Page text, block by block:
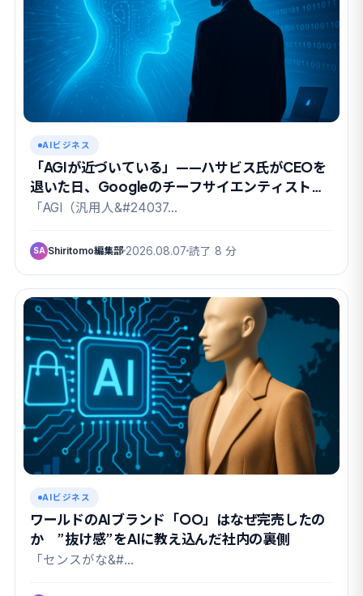
AIビジネス
「AGIが近づいている」——ハサビス氏がCEOを
退いた日、Googleのチーフサイエンティストも
去った
「AGI（汎用人&#24037…
SA Shiritomo編集部 2026.08.07 読了 8 分
AIビジネス
ワールドのAIブランド「OO」はなぜ完売したの
か ”抜け感”をAIに教え込んだ社内の裏側
「センスがな&#…